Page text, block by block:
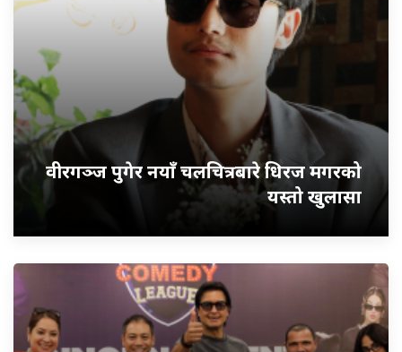
वीरगञ्ज पुगेर नयाँ चलचित्रबारे धिरज मगरको
यस्तो खुलासा